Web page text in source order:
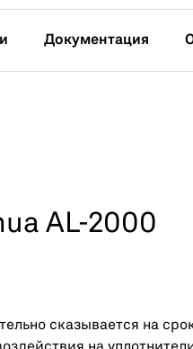
Документация
AL-2000
сказывается на